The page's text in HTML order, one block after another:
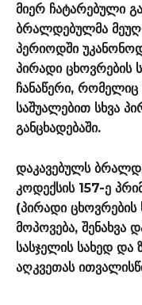
მიერ ჩატარებული
ბრალდებულმა
პერიოდში
პირადი ცხოვრების
ჩანაწერი,
საშუალებით სხვა
განცხადებაში.
დაკავებულს
კოდექსის 157-ე
(პირადი
მოპოვება, შენახვა
სასჯელის სახედ
აღკვეთას